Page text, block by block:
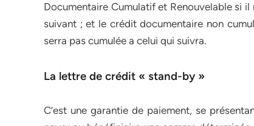
Documentaire Cumulatif et Renouvelable si
suivant ; et le crédit documentaire non
serra pas cumulée a celui qui suivra.
La lettre de crédit « stand-by »
C’est une garantie de paiement, se